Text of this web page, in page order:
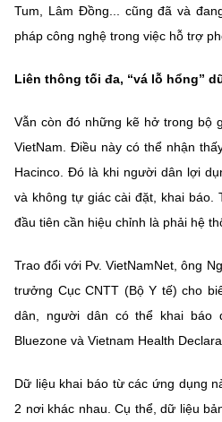
Tum, Lâm Đồng... cũng đã và
pháp công nghệ trong việc hỗ trợ
Liên thông tối đa, “vá lỗ hổng”
Vẫn còn đó những kẽ hở trong bộ
VietNam. Điều này có thể nhận
Hacinco. Đó là khi người dân lợi
và không tự giác cài đặt, khai báo.
đầu tiên cần hiệu chỉnh là phải hệ
Trao đổi với Pv. VietNamNet, ông
trưởng Cục CNTT (Bộ Y tế) cho
dân, người dân có thể khai báo
Bluezone và Vietnam Health
Dữ liệu khai báo từ các ứng dụng
2 nơi khác nhau. Cụ thể, dữ liệu